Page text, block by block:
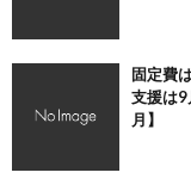
固定費
支援は
月】